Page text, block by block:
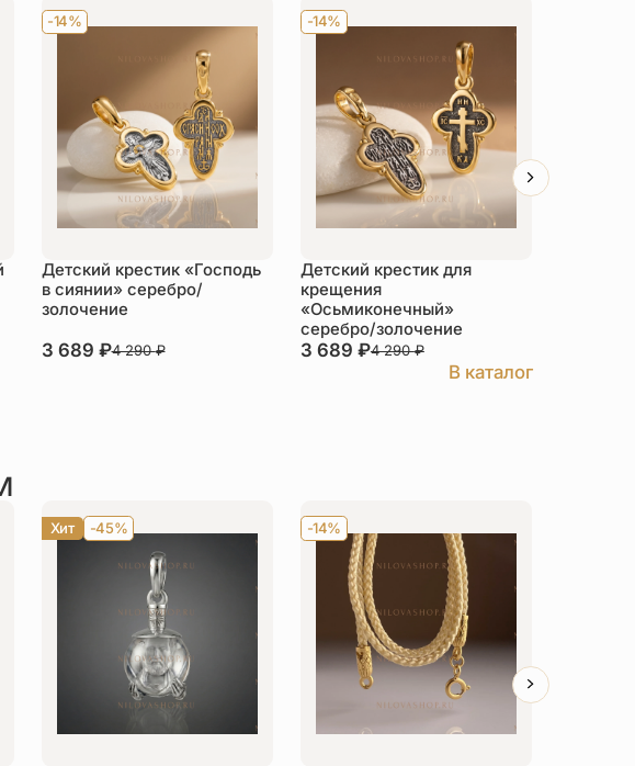
-14%
Детский крестик «Господь
в сиянии» серебро/
золочение
3 689 ₽4 290₽
-14%
Детский крестик для
крещения
«Осьмиконечный»
серебро/золочение
3 689 ₽4 290₽
В каталог
Хит -45% -14%